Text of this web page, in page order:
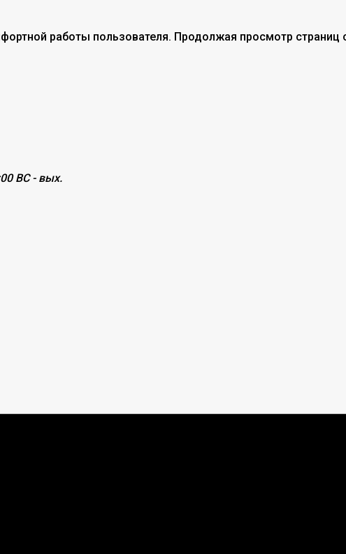
работы пользователя. Продолжая просмотр
ВС - вых.